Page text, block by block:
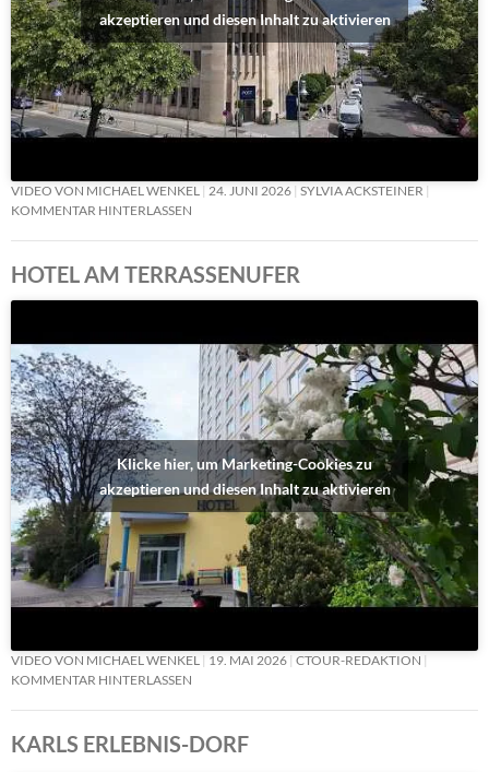
akzeptieren und diesen Inhalt zu aktivieren
VIDEO VON MICHAEL WENKEL 24. JUNI 2026 SYLVIA ACKSTEINER
KOMMENTAR HINTERLASSEN
HOTEL AM TERRASSENUFER
Klicke hier, um Marketing-Cookies zu
akzeptieren und diesen Inhalt zu aktivieren
VIDEO VON MICHAEL WENKEL 19. MAI 2026 CTOUR-REDAKTION
KOMMENTAR HINTERLASSEN
KARLS ERLEBNIS-DORF